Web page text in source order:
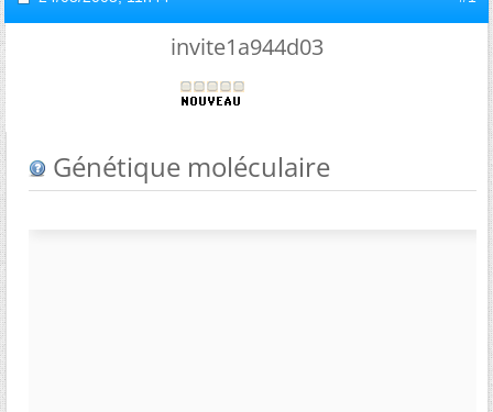
invite1a944d03
Génétique moléculaire